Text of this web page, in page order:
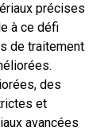
précises
à ce défi
de traitement
des
et
avancées